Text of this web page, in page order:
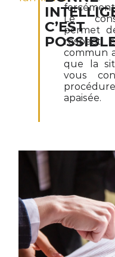
C’EST
Le
permet
respect,
commun
que la
vous
apaisée.